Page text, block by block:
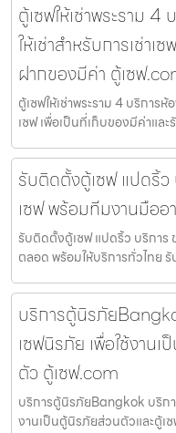
ตู้เซฟให้เช่าพระราม
ให้เช่าสำหรับการเช่าเ
ฝากของมีค่า ตู้เซฟ
ตู้เซฟให้เช่าพระราม 4 บริการ
เซฟ เพื่อเป็นที่เก็บของมีค่าแล
รับติดตั้งตู้เซฟ แปดริ้
เซฟ พร้อมทีมงานมืออ
รับติดตั้งตู้เซฟ แปดริ้ว บริการ
ตลอด พร้อมให้บริการทั่วไทย
บริการตู้นิรภัย
เซฟนิรภัย เพื่อใช้งาน
ตัว ตู้เซฟ.com
บริการตู้นิรภัยBangkok บริกา
งานเป็นตู้นิรภัยส่วนตัวและตู้เ